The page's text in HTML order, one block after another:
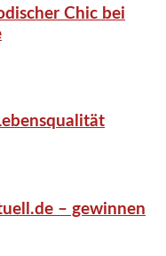
Chic bei
– gewinnen